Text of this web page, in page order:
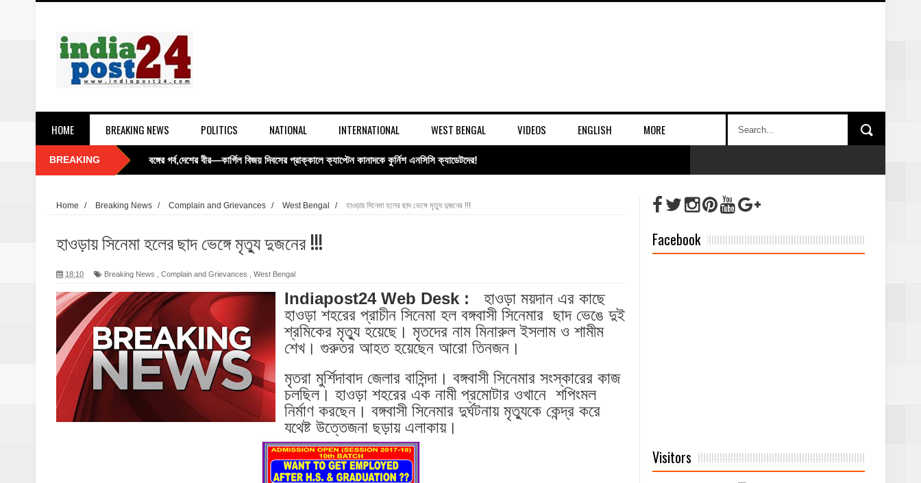
HOME BREAKING NEWS POLITICS NATIONAL INTERNATIONAL WEST BENGAL VIDEOS ENGLISH MORE
BREAKING বঙ্গের গর্ব,দেশের বীর—কার্গিল বিজয় দিবসের প্রাক্কালে ক্যাপ্টেন কানাদকে কুর্নিশ এনসিসি ক্যাডেটদের!
১০ দিন পর স্বস্তি! সব মামলায় জামিন পেয়ে জেলমুক্তির পথে বাংলা পক্ষের গর্গ চট্টোপাধ্যায়!!!
সোনা পাপ্পু মামলায় ইডির সাঁড়াশি অভিযান, কলকাতার তিন জায়গায় একযোগে তল্লাশি!!!
আগ্নেয়াস্ত্র সহ গ্রেফতার যুবক তদন্তে পুলিশ উদ্ধার আগ্নেয়াস্ত্র!
বুলডোজার অভিযানের বিরুদ্ধে কলকাতায় বিক্ষোভ!!!
অনুব্রতর বাড়ির সামনেই চড়াম চড়াম ঢাক!
১ জুন থেকে বাংলায় বড় ধামাকা !
নতুন ভূ-রাজনীতিতে নৌবাহিনীর কৌশল নির্ধারণ,দিল্লিতে বৈঠক
অপারেশন ‘হিম সেতু’: লাচেন থেকে পর্যটক উদ্ধার সম্পূর্ণ
Home / Breaking News / Complain and Grievances / West Bengal / হাওড়ায় সিনেমা হলের ছাদ ভেঙ্গে মৃত্যু দুজনের !!!
হাওড়ায় সিনেমা হলের ছাদ ভেঙ্গে মৃত্যু দুজনের !!!
18:10 Breaking News Complain and Grievances West Bengal
Indiapost24 Web Desk : হাওড়া ময়দান এর কাছে
হাওড়া শহরের প্রাচীন সিনেমা হল বঙ্গবাসী সিনেমার ছাদ ভেঙে দুই
শ্রমিকের মৃত্যু হয়েছে। মৃতদের নাম মিনারুল ইসলাম ও শামীম
শেখ। গুরুতর আহত হয়েছেন আরো তিনজন।
মৃতরা মুর্শিদাবাদ জেলার বাসিন্দা। বঙ্গবাসী সিনেমার সংস্কারের কাজ
চলছিল। হাওড়া শহরের এক নামী প্রমোটার ওখানে শপিংমল
নির্মাণ করছেন। বঙ্গবাসী সিনেমার দুর্ঘটনায় মৃত্যুকে কেন্দ্র করে
যথেষ্ট উত্তেজনা ছড়ায় এলাকায়।
Facebook
Visitors